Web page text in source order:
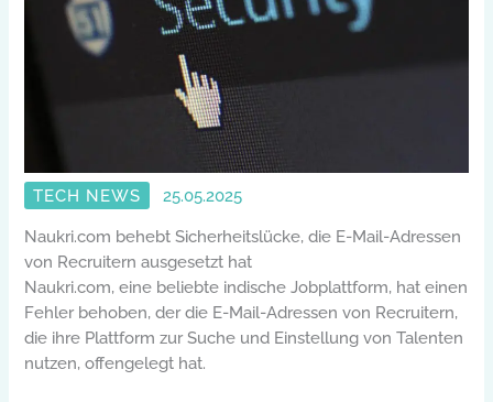
TECH NEWS 25.05.2025
Naukri.com behebt Sicherheitslücke, die E-Mail-Adressen
von Recruitern ausgesetzt hat
Naukri.com, eine beliebte indische Jobplattform, hat einen
Fehler behoben, der die E-Mail-Adressen von Recruitern,
die ihre Plattform zur Suche und Einstellung von Talenten
nutzen, offengelegt hat.